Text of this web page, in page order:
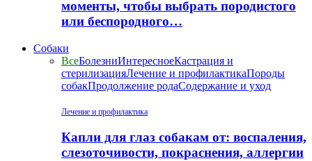
моменты, чтобы выбрать породистого
или беспородного…
Собаки
ВсеБолезниИнтересноеКастрация и
стерилизацияЛечение и профилактикаПороды
собакПродолжение родаСодержание и уход
Лечение и профилактика
Капли для глаз собакам от: воспаления,
слезоточивости, покраснения, аллергии